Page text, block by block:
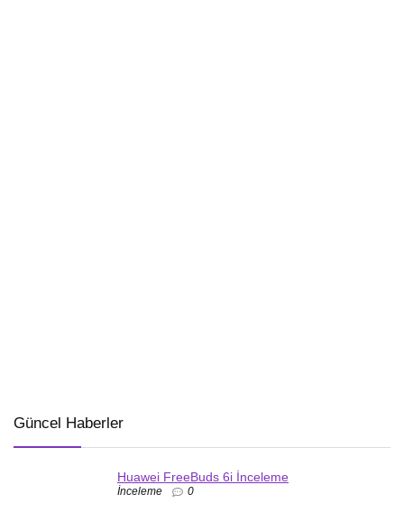
Güncel Haberler
Huawei FreeBuds 6i İnceleme
İnceleme 0